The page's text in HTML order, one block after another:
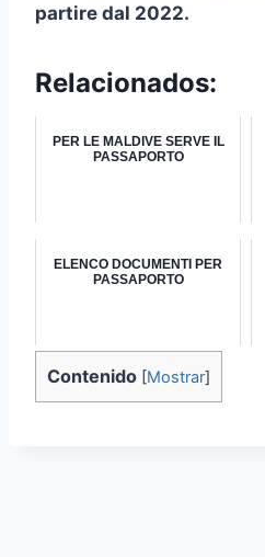
partire dal 2022.
Relacionados:
PER LE MALDIVE SERVE IL
PASSAPORTO
ELENCO DOCUMENTI PER
PASSAPORTO
Contenido [Mostrar]